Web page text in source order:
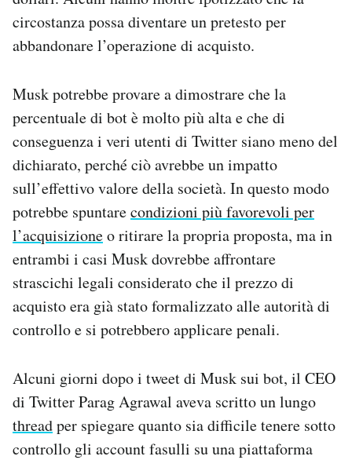
circostanza possa diventare un pretesto per
abbandonare l’operazione di acquisto.
Musk potrebbe provare a dimostrare che la
percentuale di bot è molto più alta e che di
conseguenza i veri utenti di Twitter siano meno del
dichiarato, perché ciò avrebbe un impatto
sull’effettivo valore della società. In questo modo
potrebbe spuntarecondizioni più favorevoli per
l’acquisizioneo ritirare la propria proposta, ma in
entrambi i casi Musk dovrebbe affrontare
strascichi legali considerato che il prezzo di
acquisto era già stato formalizzato alle autorità di
controllo e si potrebbero applicare penali.
Alcuni giorni dopo i tweet di Musk sui bot, il CEO
di Twitter Parag Agrawal aveva scritto un lungo
threadper spiegare quanto sia difficile tenere sotto
controllo gli account fasulli su una piattaforma